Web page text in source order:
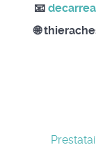
📧
🌐